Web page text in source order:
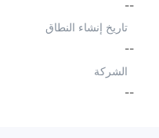
--
تاريخ إنشاء النطاق
--
الشركة
--